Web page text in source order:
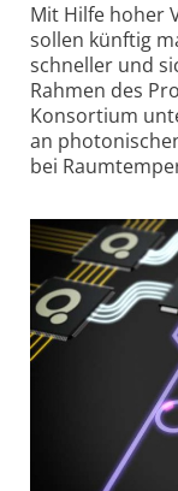
Mit Hilfe hoher
sollen künftig
schneller und
Rahmen des
Konsortium
an
bei